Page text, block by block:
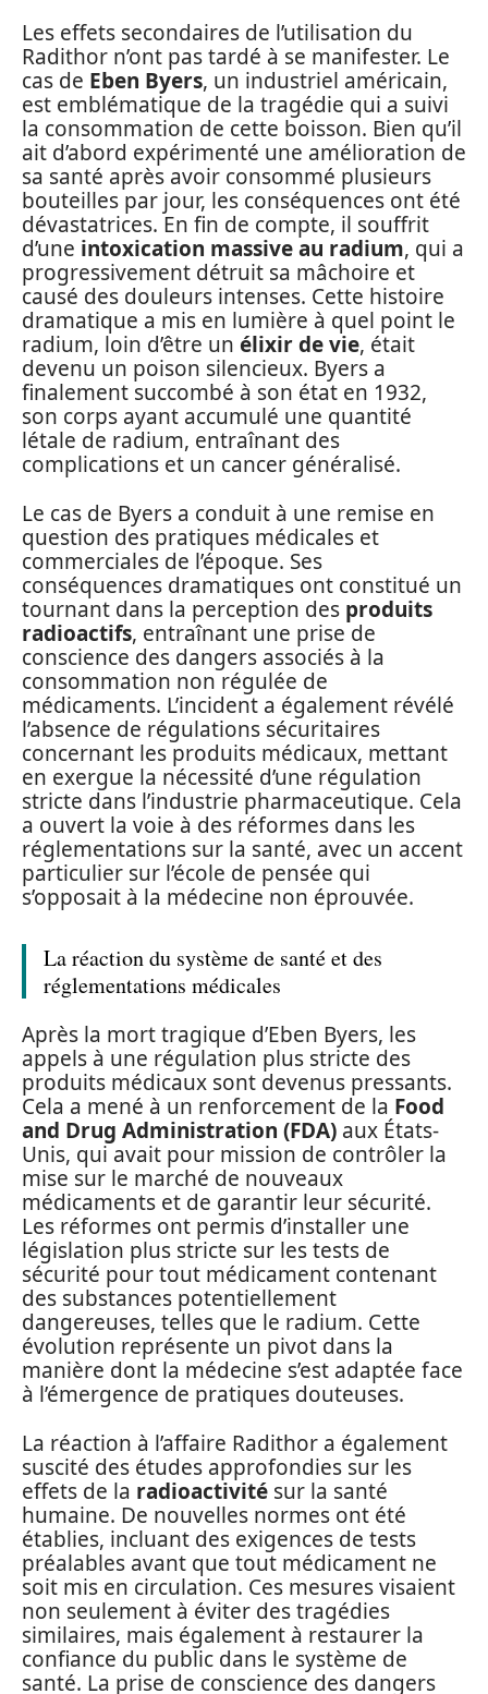
Les effets secondaires de l’utilisation du
Radithor n’ont pas tardé à se manifester. Le
cas de Eben Byers, un industriel américain,
est emblématique de la tragédie qui a suivi
la consommation de cette boisson. Bien qu’il
ait d’abord expérimenté une amélioration de
sa santé après avoir consommé plusieurs
bouteilles par jour, les conséquences ont été
dévastatrices. En fin de compte, il souffrit
d’une intoxication massive au radium, qui a
progressivement détruit sa mâchoire et
causé des douleurs intenses. Cette histoire
dramatique a mis en lumière à quel point le
radium, loin d’être un élixir de vie, était
devenu un poison silencieux. Byers a
finalement succombé à son état en 1932,
son corps ayant accumulé une quantité
létale de radium, entraînant des
complications et un cancer généralisé.
Le cas de Byers a conduit à une remise en
question des pratiques médicales et
commerciales de l’époque. Ses
conséquences dramatiques ont constitué un
tournant dans la perception des produits
radioactifs, entraînant une prise de
conscience des dangers associés à la
consommation non régulée de
médicaments. L’incident a également révélé
l’absence de régulations sécuritaires
concernant les produits médicaux, mettant
en exergue la nécessité d’une régulation
stricte dans l’industrie pharmaceutique. Cela
a ouvert la voie à des réformes dans les
réglementations sur la santé, avec un accent
particulier sur l’école de pensée qui
s’opposait à la médecine non éprouvée.
La réaction du système de santé et des
réglementations médicales
Après la mort tragique d’Eben Byers, les
appels à une régulation plus stricte des
produits médicaux sont devenus pressants.
Cela a mené à un renforcement de la Food
and Drug Administration (FDA) aux États-
Unis, qui avait pour mission de contrôler la
mise sur le marché de nouveaux
médicaments et de garantir leur sécurité.
Les réformes ont permis d’installer une
législation plus stricte sur les tests de
sécurité pour tout médicament contenant
des substances potentiellement
dangereuses, telles que le radium. Cette
évolution représente un pivot dans la
manière dont la médecine s’est adaptée face
à l’émergence de pratiques douteuses.
La réaction à l’affaire Radithor a également
suscité des études approfondies sur les
effets de la radioactivité sur la santé
humaine. De nouvelles normes ont été
établies, incluant des exigences de tests
préalables avant que tout médicament ne
soit mis en circulation. Ces mesures visaient
non seulement à éviter des tragédies
similaires, mais également à restaurer la
confiance du public dans le système de
santé. La prise de conscience des dangers